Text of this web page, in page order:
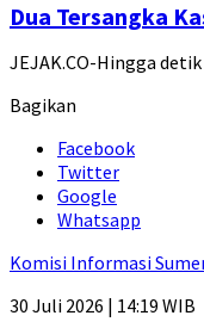
Dua Tersangka
JEJAK.CO-Hingga
Bagikan
Facebook
Twitter
Google
Whatsapp
Komisi Informasi
30 Juli 2026 | 14:19 WIB